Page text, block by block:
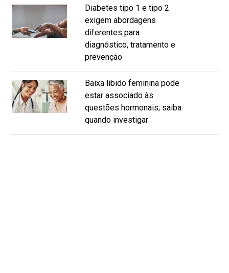
Diabetes tipo 1 e tipo 2
exigem abordagens
diferentes para
diagnóstico, tratamento e
prevenção
Baixa libido feminina pode
estar associado às
questões hormonais; saiba
quando investigar